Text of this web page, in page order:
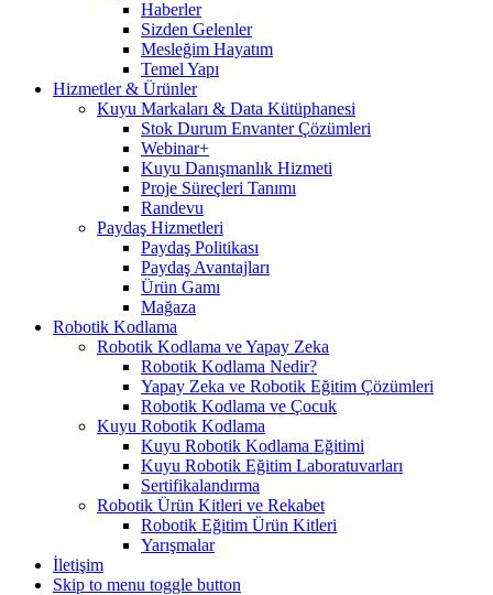
Haberler
Sizden Gelenler
Mesleğim Hayatım
Temel Yapı
Hizmetler & Ürünler
Kuyu Markaları & Data Kütüphanesi
Stok Durum Envanter Çözümleri
Webinar+
Kuyu Danışmanlık Hizmeti
Proje Süreçleri Tanımı
Randevu
Paydaş Hizmetleri
Paydaş Politikası
Paydaş Avantajları
Ürün Gamı
Mağaza
Robotik Kodlama
Robotik Kodlama ve Yapay Zeka
Robotik Kodlama Nedir?
Yapay Zeka ve Robotik Eğitim Çözümleri
Robotik Kodlama ve Çocuk
Kuyu Robotik Kodlama
Kuyu Robotik Kodlama Eğitimi
Kuyu Robotik Eğitim Laboratuvarları
Sertifikalandırma
Robotik Ürün Kitleri ve Rekabet
Robotik Eğitim Ürün Kitleri
Yarışmalar
İletişim
Skip to menu toggle button